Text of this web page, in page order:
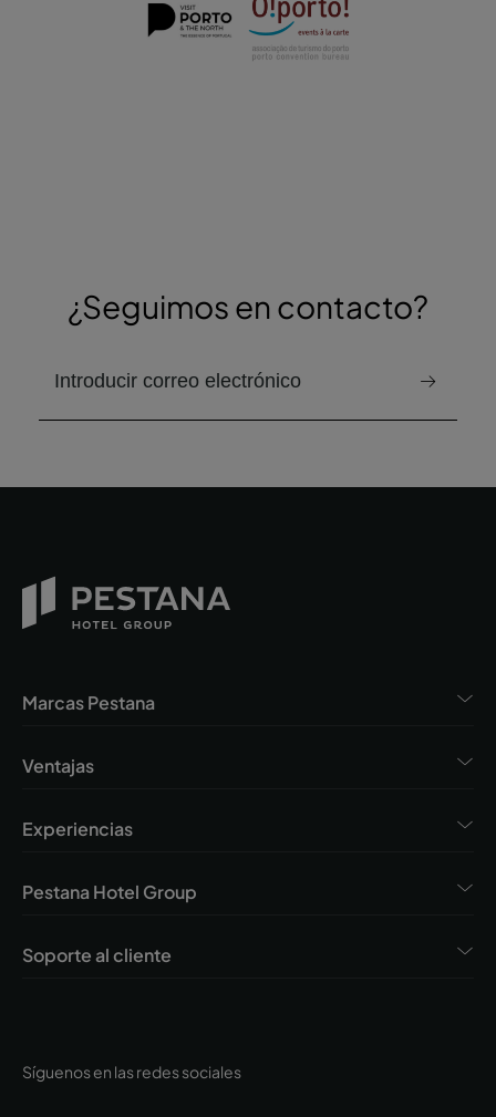
¿Seguimos en contacto?
correo electrónico para recibir el boletín
Síguenos en las redes sociales
Marcas Pestana
Ventajas
Experiencias
Pestana Hotel Group
Soporte al cliente